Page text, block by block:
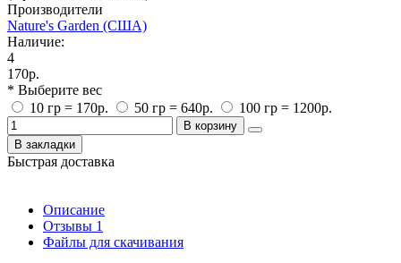
Производители
Nature's Garden (США)
Наличие:
4
170р.
* Выберите вес
10 гр = 170р.
50 гр = 640р. 100 гр = 1200р.
В корзину
В закладки
Быстрая доставка
Описание
Отзывы 1
Файлы для скачивания